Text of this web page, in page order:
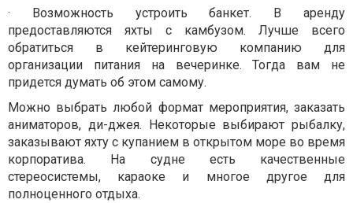
· Возможность устроить банкет. В аренду
предоставляются яхты с камбузом. Лучше всего
обратиться в кейтеринговую компанию для
организации питания на вечеринке. Тогда вам не
придется думать об этом самому.
Можно выбрать любой формат мероприятия, заказать
аниматоров, ди-джея. Некоторые выбирают рыбалку,
заказывают яхту с купанием в открытом море во время
корпоратива. На судне есть качественные
стереосистемы, караоке и многое другое для
полноценного отдыха.